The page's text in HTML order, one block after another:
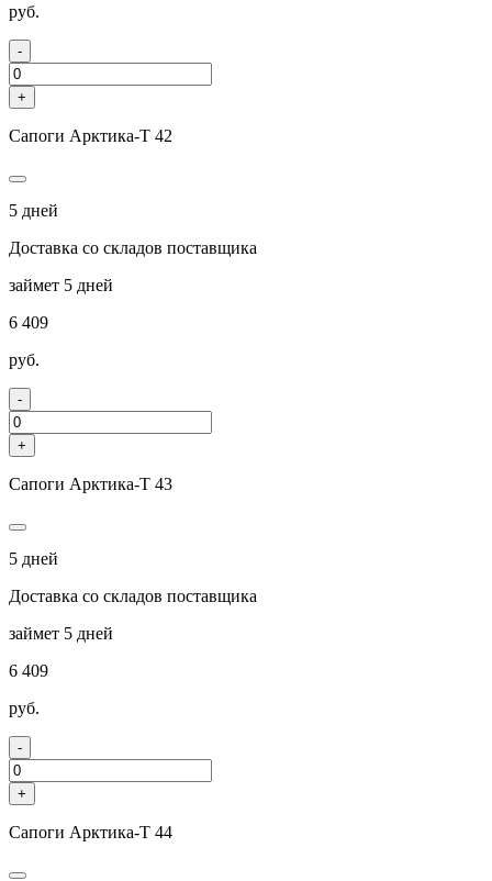
руб.
-
+
Сапоги Арктика-Т 42
5 дней
Доставка со складов поставщика
займет 5 дней
6 409
руб.
-
+
Сапоги Арктика-Т 43
5 дней
Доставка со складов поставщика
займет 5 дней
6 409
руб.
-
+
Сапоги Арктика-Т 44